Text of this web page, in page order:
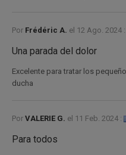
Por Frédéric A. el 12 Ago. 2024 :
Una parada del dolor
Excelente para tratar los
ducha
Por VALERIE G. el 11 Feb. 2024 :
Para todos